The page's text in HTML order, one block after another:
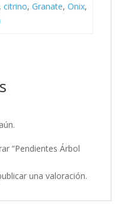
, citrino, Granate, Onix,
“Pendientes Árbol
una valoración.